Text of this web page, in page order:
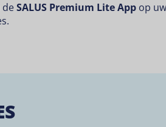
deSALUS Premium Lite App op